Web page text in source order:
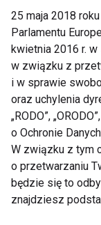
Zmiana ta
przepisy
białko z
skrobiowymi.
równowaga.
Zdrowa
Jednym z
powrót do
25 maja 2018
Parlamentu
kwietnia 2016 r.
w związku z
i w sprawie
oraz uchylenia
„RODO”,
o Ochronie
W związku z tym
o przetwarzaniu
będzie się to
znajdziesz